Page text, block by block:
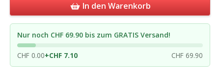
In den Warenkorb
Nur noch CHF 69.90 bis zum GRATIS Versand!
CHF 0.00+CHF 7.10 CHF 69.90